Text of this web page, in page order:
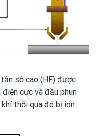
số cao (HF) được
cực và đầu phun
thổi qua đó bị ion